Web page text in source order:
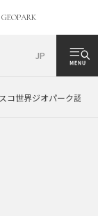
JP
コ世界ジオパーク認定